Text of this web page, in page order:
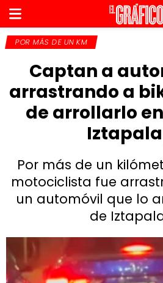
POR MÁS DE UN KM
Captan a
arrastrando a
de arrollarlo
Por más de un
motociclista fue
un automóvil que lo
de